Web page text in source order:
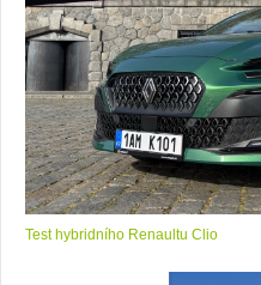
Test hybridního Renaultu Clio